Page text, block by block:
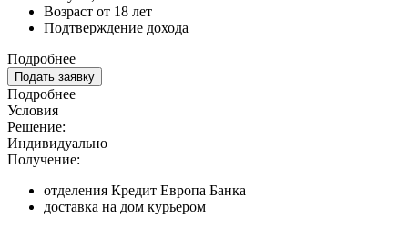
Возраст от 18 лет
Подтверждение дохода
Подробнее
Подать заявку
Подробнее
Условия
Решение:
Индивидуально
Получение:
отделения Кредит Европа Банка
доставка на дом курьером